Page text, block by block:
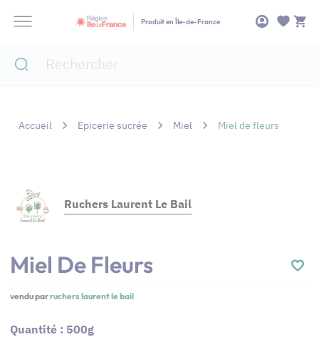
Produit en Île-de-France
Accueil Epicerie sucrée Miel Miel de fleurs
Ruchers Laurent Le Bail
Miel De Fleurs
vendu parruchers laurent le bail
Quantité : 500g